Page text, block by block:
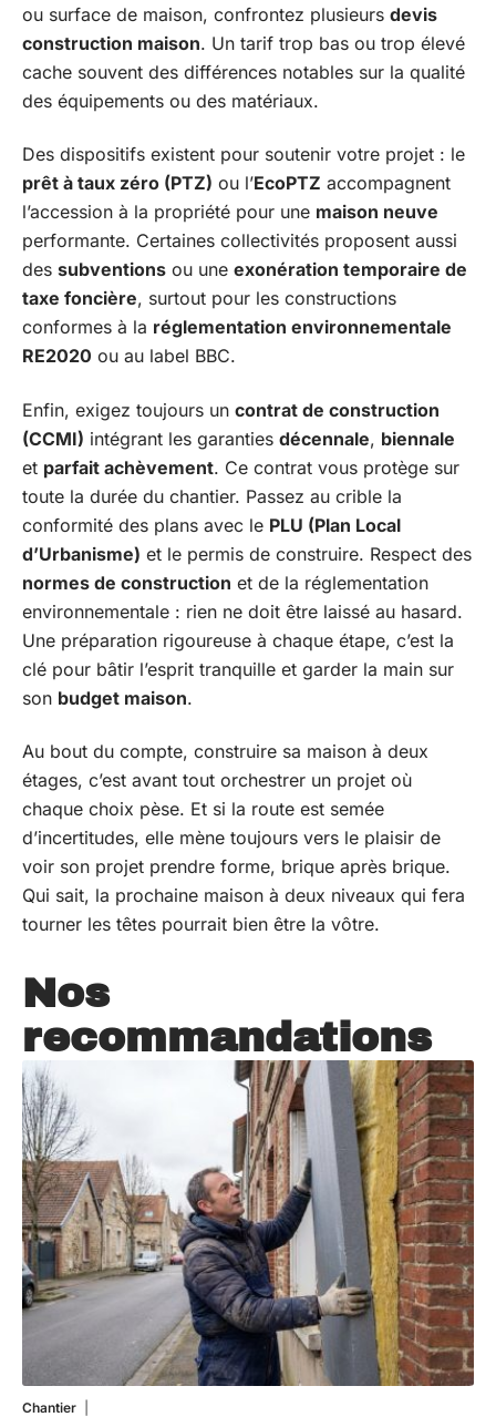
ou surface de maison, confrontez plusieurs devis
construction maison. Un tarif trop bas ou trop élevé
cache souvent des différences notables sur la qualité
des équipements ou des matériaux.
Des dispositifs existent pour soutenir votre projet : le
prêt à taux zéro (PTZ) ou l’EcoPTZ accompagnent
l’accession à la propriété pour une maison neuve
performante. Certaines collectivités proposent aussi
des subventions ou une exonération temporaire de
taxe foncière, surtout pour les constructions
conformes à la réglementation environnementale
RE2020 ou au label BBC.
Enfin, exigez toujours un contrat de construction
(CCMI) intégrant les garanties décennale, biennale
et parfait achèvement. Ce contrat vous protège sur
toute la durée du chantier. Passez au crible la
conformité des plans avec le PLU (Plan Local
d’Urbanisme) et le permis de construire. Respect des
normes de construction et de la réglementation
environnementale : rien ne doit être laissé au hasard.
Une préparation rigoureuse à chaque étape, c’est la
clé pour bâtir l’esprit tranquille et garder la main sur
son budget maison.
Au bout du compte, construire sa maison à deux
étages, c’est avant tout orchestrer un projet où
chaque choix pèse. Et si la route est semée
d’incertitudes, elle mène toujours vers le plaisir de
voir son projet prendre forme, brique après brique.
Qui sait, la prochaine maison à deux niveaux qui fera
tourner les têtes pourrait bien être la vôtre.
Nos
recommandations
Chantier